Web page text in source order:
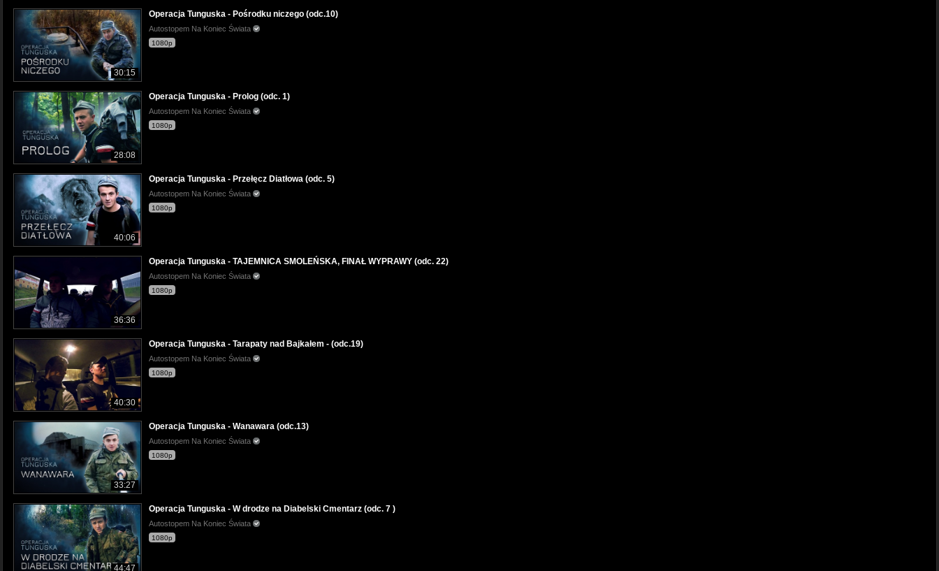
30:15
Operacja Tunguska - Pośrodku niczego (odc.10)
Autostopem Na Koniec Świata
1080p
28:08
Operacja Tunguska - Prolog (odc. 1)
Autostopem Na Koniec Świata
1080p
40:06
Operacja Tunguska - Przełęcz Diatłowa (odc. 5)
Autostopem Na Koniec Świata
1080p
36:36
Operacja Tunguska - TAJEMNICA SMOLEŃSKA, FINAŁ WYPRAWY (odc. 22)
Autostopem Na Koniec Świata
1080p
40:30
Operacja Tunguska - Tarapaty nad Bajkałem - (odc.19)
Autostopem Na Koniec Świata
1080p
33:27
Operacja Tunguska - Wanawara (odc.13)
Autostopem Na Koniec Świata
1080p
44:47
Operacja Tunguska - W drodze na Diabelski Cmentarz (odc. 7 )
Autostopem Na Koniec Świata
1080p